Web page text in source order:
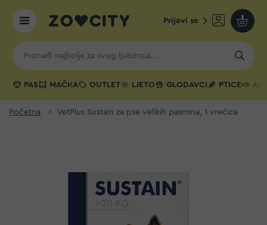
Prijavi se
Moja
PAS MAČKA OUTLET LJETO GLODAVCI PTICE
Početna VetPlus Sustain za pse velikih pasmina, 1 vrećica